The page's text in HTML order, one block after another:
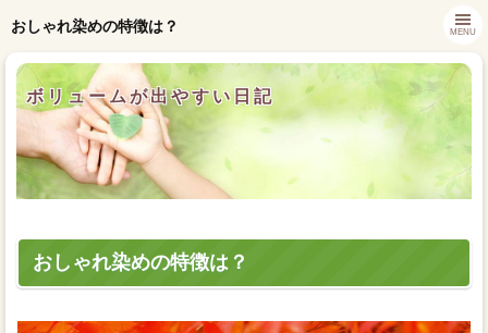
おしゃれ染めの特徴は？
ボリュームが出やすい日記
MENU
おしゃれ染めの特徴は？